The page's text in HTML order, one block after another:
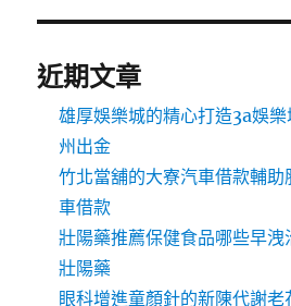
近期文章
雄厚娛樂城的精心打造3a娛
州出金
竹北當舖的大寮汽車借款輔
車借款
壯陽藥推薦保健食品哪些早
壯陽藥
眼科增進童顏針的新陳代謝